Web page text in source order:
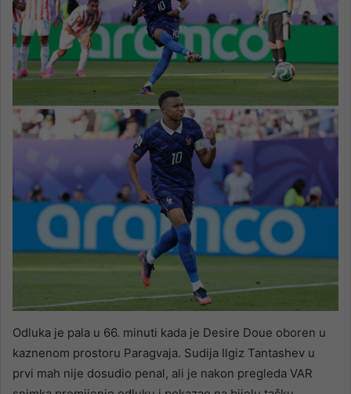
Odluka je pala u 66. minuti kada je Desire Doue oboren u
kaznenom prostoru Paragvaja. Sudija Ilgiz Tantashev u
prvi mah nije dosudio penal, ali je nakon pregleda VAR